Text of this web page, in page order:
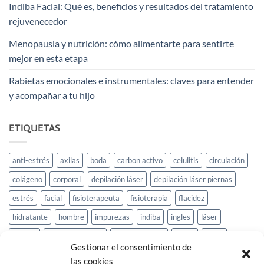
Gestionar el consentimiento de
las cookies
Indiba Facial: Qué es, beneficios y resultados del tratamiento
rejuvenecedor
Menopausia y nutrición: cómo alimentarte para sentirte
mejor en esta etapa
Rabietas emocionales e instrumentales: claves para entender
y acompañar a tu hijo
ETIQUETAS
anti-estrés axilas boda carbon activo celulitis
circulación
colágeno
corporal depilación láser
depilación láser piernas
estrés
facial fisioterapeuta fisioterapia
flacidez
hidratante
hombre impurezas indiba ingles
láser